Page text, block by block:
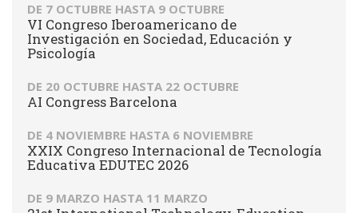
DE 7 OCTUBRE HASTA 9 OCTUBRE
VI Congreso Iberoamericano de
Investigación en Sociedad, Educación y
Psicología
DE 20 OCTUBRE HASTA 22 OCTUBRE
AI Congress Barcelona
DE 4 NOVIEMBRE HASTA 6 NOVIEMBRE
XXIX Congreso Internacional de Tecnología
Educativa EDUTEC 2026
DE 9 MARZO HASTA 11 MARZO